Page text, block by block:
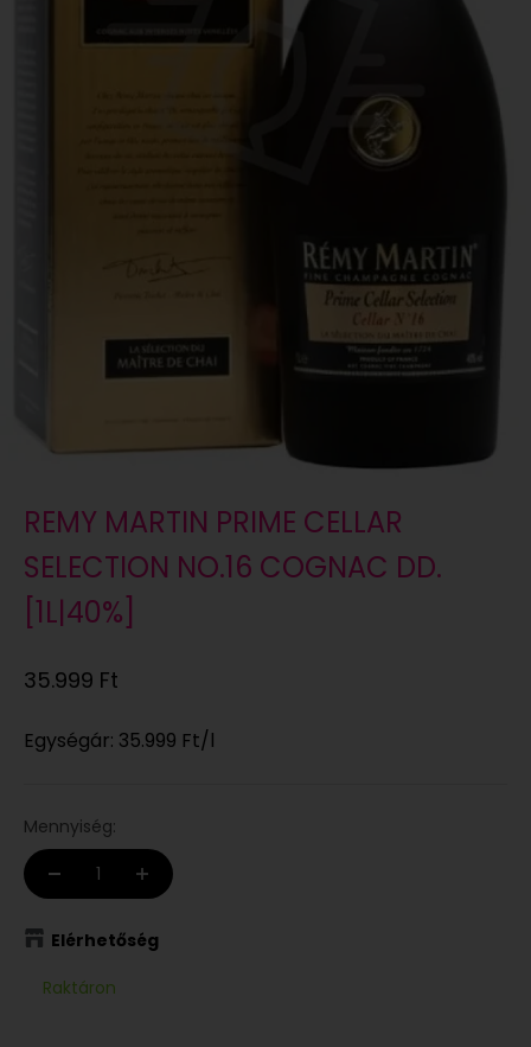
REMY MARTIN PRIME CELLAR
SELECTION NO.16 COGNAC DD.
[1L|40%]
Eladási ár
35.999 Ft
Egységár: 35.999 Ft/l
Mennyiség:
Elérhetőség
Raktáron